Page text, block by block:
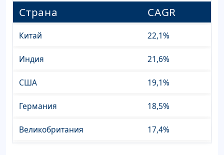
Страна CAGR
Китай 22,1%
Индия 21,6%
США 19,1%
Германия 18,5%
Великобритания 17,4%